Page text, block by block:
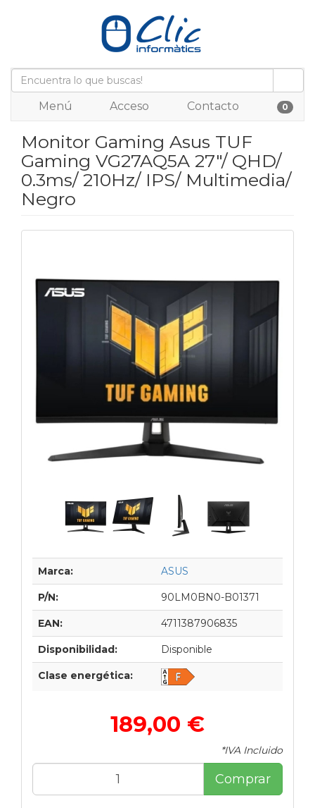
Menú Acceso Contacto 0
Monitor Gaming Asus TUF
Gaming VG27AQ5A 27"/ QHD/
0.3ms/ 210Hz/ IPS/ Multimedia/
Negro
Marca: ASUS
P/N: 90LM0BN0-B01371
EAN: 4711387906835
Disponibilidad: Disponible
Clase energética:
189,00 €
*IVA Incluido
Comprar